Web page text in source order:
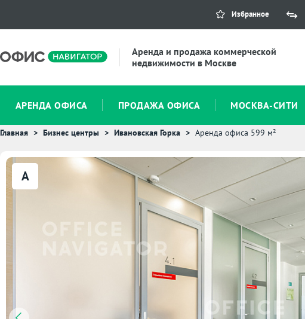
Избранное
Аренда и продажа коммерческой
недвижимости в Москве
АРЕНДА ОФИСА ПРОДАЖА ОФИСА МОСКВА-СИТИ
Главная Бизнес центры Ивановская Горка Аренда офиса 599 м²
A